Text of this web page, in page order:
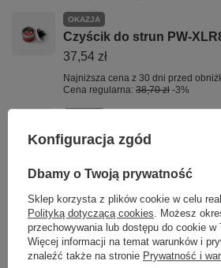
OKAZJA
Czyścik do strun PW-
37,54 zł
Najniższa cena z 30 dni przed
Cena regularna: 38,70 zł -3%
Stroik, tuner do gitary
Headstock Micro tuner
87,79 zł
Cena regularna:90,50 zł -3%
OKAZJA
Korbka do strun DP0002
D'Addario Pro-Winder
Konfiguracja zgód
Dbamy o Twoją prywatność
Sklep korzysta z plików cookie w celu
Polityką dotyczącą cookies . Możesz
przechowywania lub dostępu do cookie w
Więcej informacji na temat warunków i
znaleźć także na stronie Prywatność i